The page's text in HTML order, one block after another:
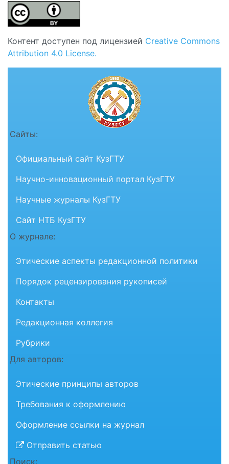
Контент доступен под лицензией Creative Commons
Attribution 4.0 License.
Сайты:
Официальный сайт КузГТУ
Научно-инновационный портал КузГТУ
Научные журналы КузГТУ
Сайт НТБ КузГТУ
О журнале:
Этические аспекты редакционной политики
Порядок рецензирования рукописей
Контакты
Редакционная коллегия
Рубрики
Для авторов:
Этические принципы авторов
Требования к оформлению
Оформление ссылки на журнал
Отправить статью
Поиск: